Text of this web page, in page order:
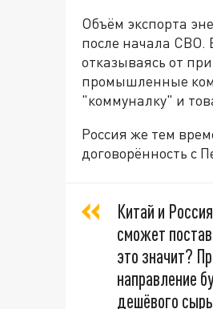
Объём экспорта
после начала СВО.
отказываясь от
промышленные
"коммуналку" и
Россия же тем
договорённость с
Китай и
сможет
это значит?
направление
дешёвого